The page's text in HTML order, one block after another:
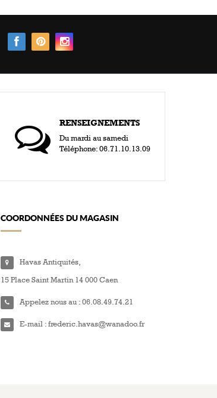
RENSEIGNEMENTS
Du mardi au samedi
Téléphone: 06.71.10.13.09
COORDONNÉES DU MAGASIN
Havas Antiquités,
15 Place Saint Martin 14 000 Caen
Appelez nous au :06.08.49.74.21
E-mail :frederic.havas@wanadoo.fr